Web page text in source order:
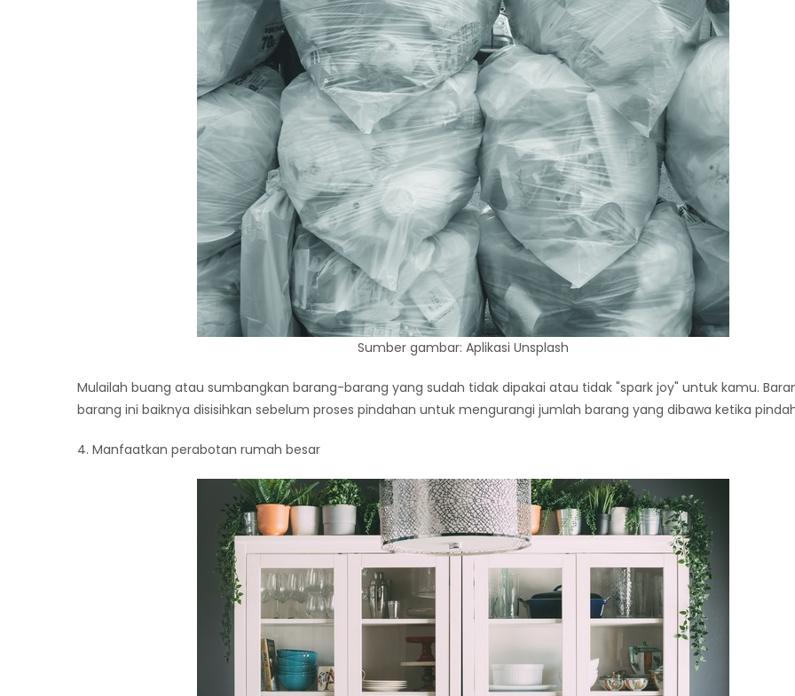
Sumber gambar: Aplikasi Unsplash
Mulailah buang atau sumbangkan barang-barang yang sudah tidak dipakai atau tidak "spark joy" untuk kamu.
barang ini baiknya disisihkan sebelum proses pindahan untuk mengurangi jumlah barang yang dibawa ketika
4. Manfaatkan perabotan rumah besar